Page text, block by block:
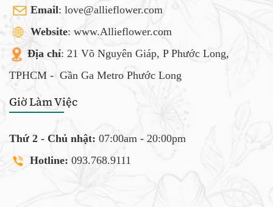
Email: love@allieflower.com
Website: www.Allieflower.com
Địa chỉ: 21 Võ Nguyên Giáp, P Phước Long,
TPHCM - Gần Ga Metro Phước Long
Giờ Làm Việc
Thứ 2 - Chủ nhật: 07:00am - 20:00pm
Hotline: 093.768.9111